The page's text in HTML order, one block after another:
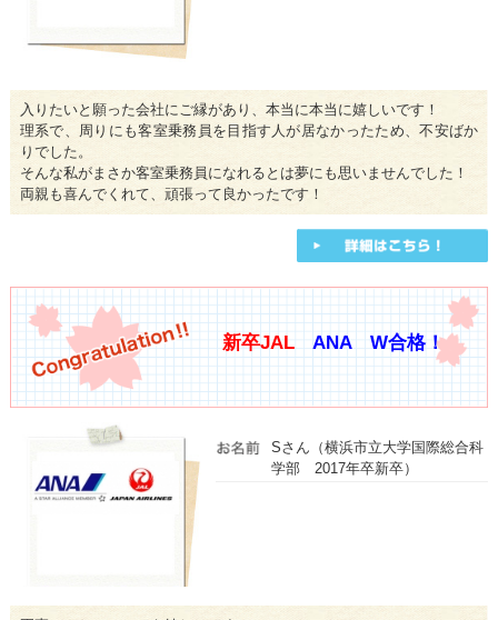
入りたいと願った会社にご縁があり、本当に本当に嬉しいです！
理系で、周りにも客室乗務員を目指す人が居なかったため、不安ばか
りでした。
そんな私がまさか客室乗務員になれるとは夢にも思いませんでした！
両親も喜んでくれて、頑張って良かったです！
新卒JALANA W合格！
Sさん（横浜市立大学国際総合科
学部 2017年卒新卒）